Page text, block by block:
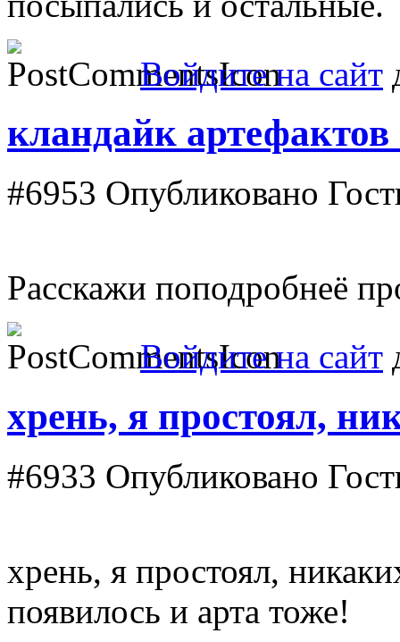
Войдите на сайт
кландайк
#6953 Опубликовано
Расскажи поподробнеё
Войдите на сайт
хрень, я простоял,
#6933 Опубликовано
хрень, я простоял,
появилось и арта тоже!